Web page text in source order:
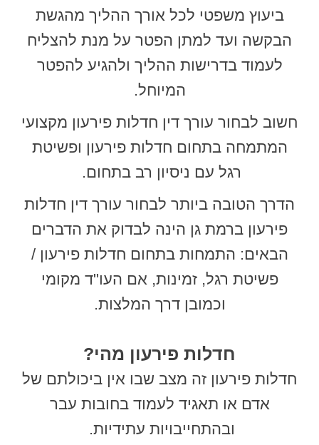
ביעוץ משפטי לכל אורך ההליך מהגשת
הבקשה ועד למתן הפטר על מנת להצליח
לעמוד בדרישות ההליך ולהגיע להפטר
המיוחל.
חשוב לבחור עורך דין חדלות פירעון מקצועי
המתמחה בתחום חדלות פירעון ופשיטת
רגל עם ניסיון רב בתחום.
הדרך הטובה ביותר לבחור עורך דין חדלות
פירעון ברמת גן הינה לבדוק את הדברים
הבאים: התמחות בתחום חדלות פירעון /
פשיטת רגל, זמינות, אם העו"ד מקומי
וכמובן דרך המלצות.
חדלות פירעון מהי?
חדלות פירעון זה מצב שבו אין ביכולתם של
אדם או תאגיד לעמוד בחובות עבר
ובהתחייבויות עתידיות.